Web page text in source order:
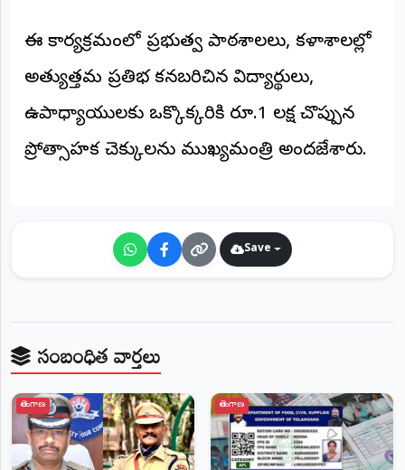
ఈ కార్యక్రమంలో ప్రభుత్వ పాఠశాలలు, కళాశాలల్లో
అత్యుత్తమ ప్రతిభ కనబరిచిన విద్యార్థులు,
ఉపాధ్యాయులకు ఒక్కొక్కరికి రూ.1 లక్ష చొప్పున
ప్రోత్సాహక చెక్కులను ముఖ్యమంత్రి అందజేశారు.
Save
సంబంధిత వార్తలు
తెలంగాణ తెలంగాణ